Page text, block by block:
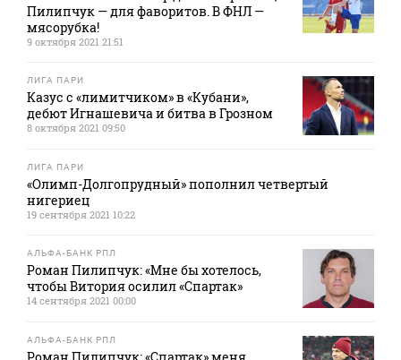
Пилипчук — для фаворитов. В ФНЛ —
мясорубка!
9 октября 2021 21:51
ЛИГА ПАРИ
Казус с «лимитчиком» в «Кубани»,
дебют Игнашевича и битва в Грозном
8 октября 2021 09:50
ЛИГА ПАРИ
«Олимп-Долгопрудный» пополнил четвертый
нигериец
19 сентября 2021 10:22
АЛЬФА-БАНК РПЛ
Роман Пилипчук: «Мне бы хотелось,
чтобы Витория осилил «Спартак»
14 сентября 2021 00:00
АЛЬФА-БАНК РПЛ